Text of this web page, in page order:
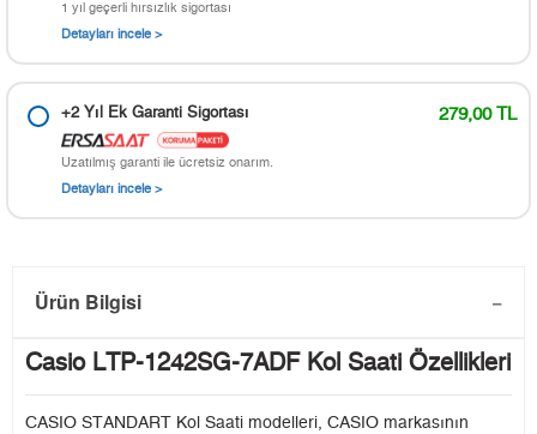
1 yıl geçerli hırsızlık sigortası
Detayları incele >
+2 Yıl Ek Garanti Sigortası 279,00 TL
Uzatılmış garanti ile ücretsiz onarım.
Detayları incele >
Ürün Bilgisi
Casio LTP-1242SG-7ADF Kol Saati Özellikleri
CASIO STANDART Kol Saati modelleri, CASIO markasının